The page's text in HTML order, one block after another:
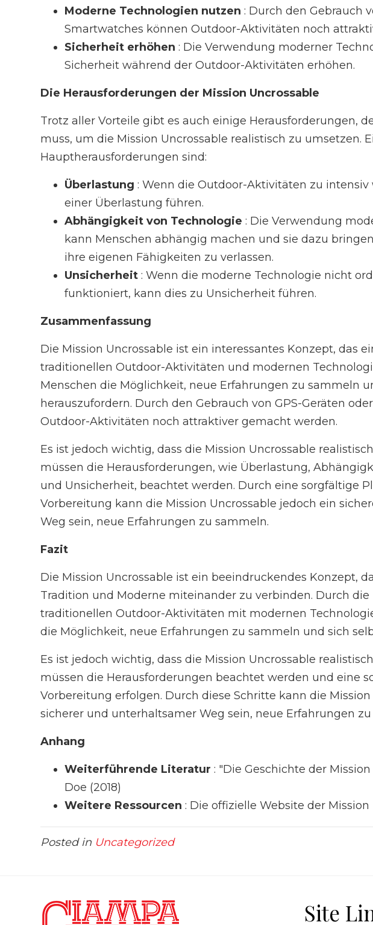
Moderne Technologien nutzen : Durch den Gebrauch
Smartwatches können Outdoor-Aktivitäten noch
Sicherheit erhöhen : Die Verwendung moderner
Sicherheit während der Outdoor-Aktivitäten erhöhen.
Die Herausforderungen der Mission Uncrossable
Trotz aller Vorteile gibt es auch einige Herausforderungen,
muss, um die Mission Uncrossable realistisch zu umsetzen.
Hauptherausforderungen sind:
Überlastung : Wenn die Outdoor-Aktivitäten zu intensiv
einer Überlastung führen.
Abhängigkeit von Technologie : Die Verwendung
kann Menschen abhängig machen und sie dazu
ihre eigenen Fähigkeiten zu verlassen.
Unsicherheit : Wenn die moderne Technologie nicht
funktioniert, kann dies zu Unsicherheit führen.
Zusammenfassung
Die Mission Uncrossable ist ein interessantes Konzept, das
traditionellen Outdoor-Aktivitäten und modernen
Menschen die Möglichkeit, neue Erfahrungen zu sammeln
herauszufordern. Durch den Gebrauch von GPS-Geräten
Outdoor-Aktivitäten noch attraktiver gemacht werden.
Es ist jedoch wichtig, dass die Mission Uncrossable
müssen die Herausforderungen, wie Überlastung,
und Unsicherheit, beachtet werden. Durch eine sorgfältige
Vorbereitung kann die Mission Uncrossable jedoch ein
Weg sein, neue Erfahrungen zu sammeln.
Fazit
Die Mission Uncrossable ist ein beeindruckendes Konzept,
Tradition und Moderne miteinander zu verbinden. Durch
traditionellen Outdoor-Aktivitäten mit modernen
die Möglichkeit, neue Erfahrungen zu sammeln und sich
Es ist jedoch wichtig, dass die Mission Uncrossable
müssen die Herausforderungen beachtet werden und eine
Vorbereitung erfolgen. Durch diese Schritte kann die Mission
sicherer und unterhaltsamer Weg sein, neue Erfahrungen
Anhang
Weiterführende Literatur : "Die Geschichte der
Doe (2018)
Weitere Ressourcen : Die offizielle Website der Mission
Posted in Uncategorized
Site